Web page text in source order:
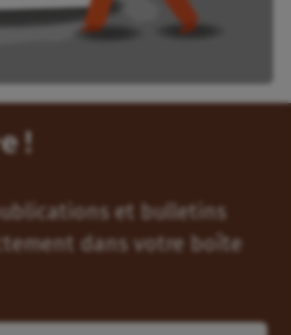
!
et bulletins
dans votre boîte